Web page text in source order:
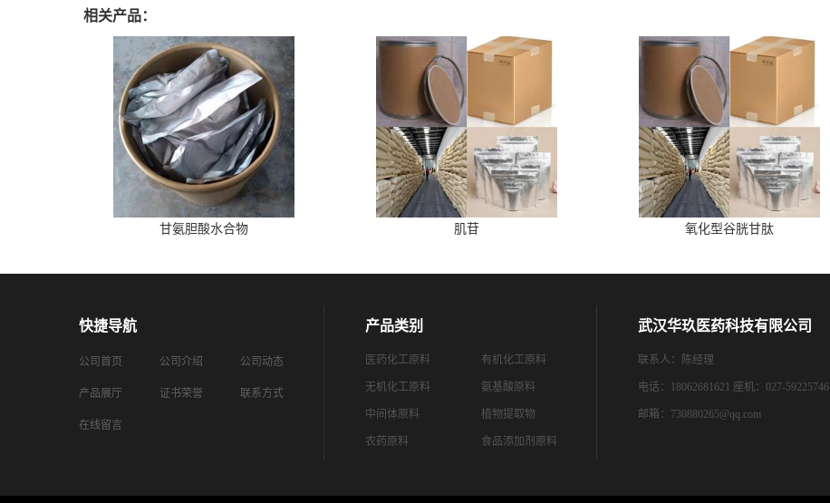
相关产品：
甘氨胆酸水合物 肌苷 氧化型谷胱甘肽
快捷导航
公司首页 公司介绍 公司动态
产品展厅 证书荣誉 联系方式
在线留言
产品类别
医药化工原料 有机化工原料
无机化工原料 氨基酸原料
中间体原料 植物提取物
农药原料 食品添加剂原料
武汉华玖医药科技有限公司
联系人：陈经理
电话：18062681621 座机：027-59225746
邮箱： 730880265@qq.com